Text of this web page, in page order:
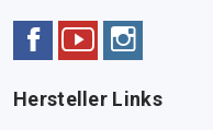
Hersteller Links